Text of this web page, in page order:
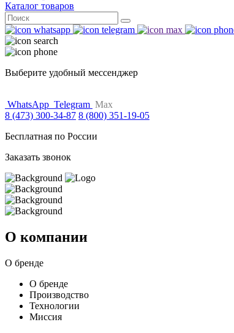
Каталог товаров
Поиск
for:
Выберите удобный мессенджер
WhatsApp Telegram Max
8 (473) 300-34-87 8 (800) 351-19-05
Бесплатная по России
Заказать звонок
О компании
О бренде
О бренде
Производство
Технологии
Миссия